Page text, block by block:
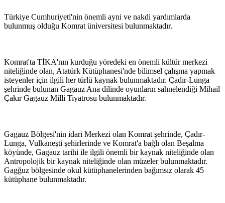
Türkiye Cumhuriyeti'nin önemli ayni ve nakdi yardımlarda
bulunmuş olduğu Komrat üniversitesi bulunmaktadır.
Komrat'ta TİKA'nın kurduğu yöredeki en önemli kültür merkezi
niteliğinde olan, Atatürk Kütüphanesi'nde bilimsel çalışma yapmak
isteyenler için ilgili her türlü kaynak bulunmaktadır. Çadır-Lunga
şehrinde bulunan Gagauz Ana dilinde oyunların sahnelendiği Mihail
Çakır Gagauz Milli Tiyatrosu bulunmaktadır.
Gagauz Bölgesi'nin idari Merkezi olan Komrat şehrinde, Çadır-
Lunga, Vulkaneşti şehirlerinde ve Komrat'a bağlı olan Beşalma
köyünde, Gagauz tarihi ile ilgili önemli bir kaynak niteliğinde olan
Antropolojik bir kaynak niteliğinde olan müzeler bulunmaktadır.
Gagğuz bölgesinde okul kütüphanelerinden bağımsız olarak 45
kütüphane bulunmaktadır.